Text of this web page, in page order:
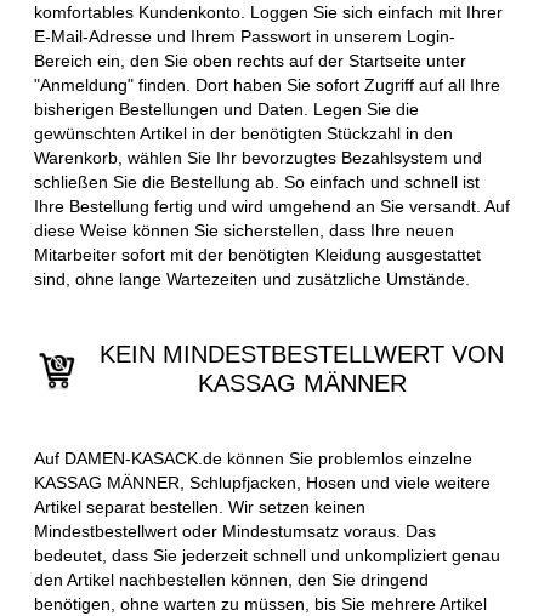
komfortables Kundenkonto. Loggen Sie sich einfach mit Ihrer
E-Mail-Adresse und Ihrem Passwort in unserem Login-
Bereich ein, den Sie oben rechts auf der Startseite unter
"Anmeldung" finden. Dort haben Sie sofort Zugriff auf all Ihre
bisherigen Bestellungen und Daten. Legen Sie die
gewünschten Artikel in der benötigten Stückzahl in den
Warenkorb, wählen Sie Ihr bevorzugtes Bezahlsystem und
schließen Sie die Bestellung ab. So einfach und schnell ist
Ihre Bestellung fertig und wird umgehend an Sie versandt. Auf
diese Weise können Sie sicherstellen, dass Ihre neuen
Mitarbeiter sofort mit der benötigten Kleidung ausgestattet
sind, ohne lange Wartezeiten und zusätzliche Umstände.
KEIN MINDESTBESTELLWERT VON
KASSAG MÄNNER
Auf DAMEN-KASACK.de können Sie problemlos einzelne
KASSAG MÄNNER, Schlupfjacken, Hosen und viele weitere
Artikel separat bestellen. Wir setzen keinen
Mindestbestellwert oder Mindestumsatz voraus. Das
bedeutet, dass Sie jederzeit schnell und unkompliziert genau
den Artikel nachbestellen können, den Sie dringend
benötigen, ohne warten zu müssen, bis Sie mehrere Artikel